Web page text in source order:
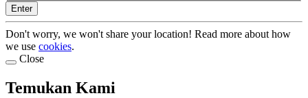
Enter
Don't worry, we won't share your location! Read more about how
we use cookies.
Close
Temukan Kami